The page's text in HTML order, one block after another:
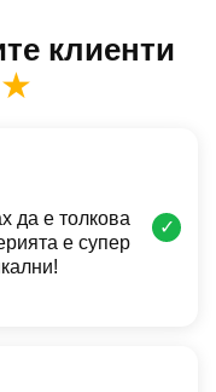
клиенти
да е толкова
е супер
✓